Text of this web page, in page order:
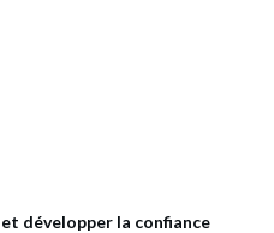
développer la confiance